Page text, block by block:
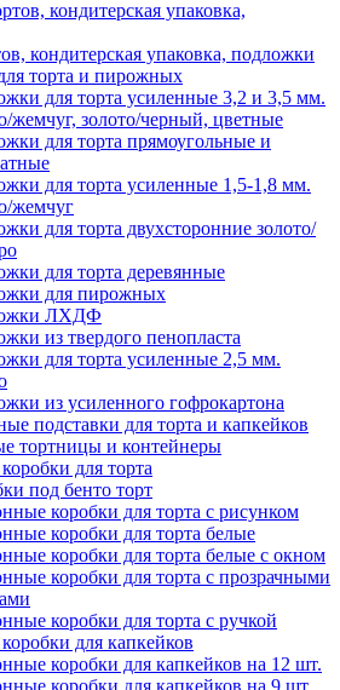
кондитерская упаковка, подложки
торта и пирожных
для торта усиленные 3,2 и 3,5 мм.
жемчуг, золото/черный, цветные
для торта прямоугольные и
для торта усиленные 1,5-1,8 мм.
жемчуг
для торта двухсторонние золото/
для торта деревянные
для пирожных
ЛХДФ
из твердого пенопласта
для торта усиленные 2,5 мм.
из усиленного гофрокартона
подставки для торта и капкейков
тортницы и контейнеры
для торта
под бенто торт
коробки для торта с рисунком
коробки для торта белые
коробки для торта белые с окном
коробки для торта с прозрачными
коробки для торта с ручкой
для капкейков
коробки для капкейков на 12 шт.
коробки для капкейков на 9 шт.